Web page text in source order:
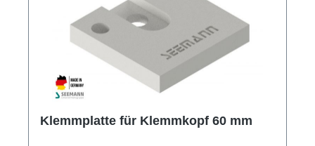
Klemmplatte für Klemmkopf 60 mm